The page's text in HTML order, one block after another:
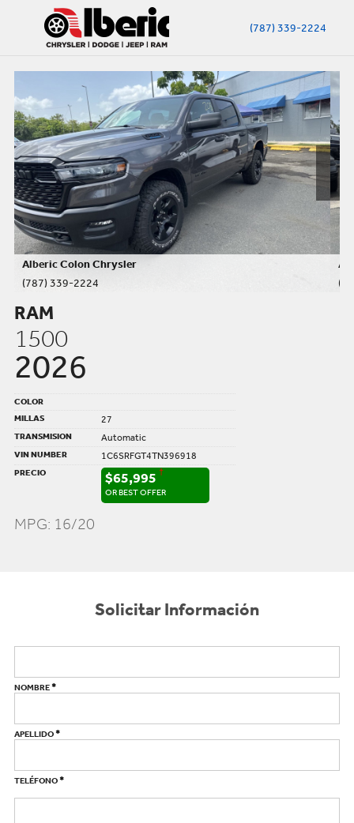
(787) 339-2224
Alberic Colon Chrysler
(787) 339-2224
RAM
1500
2026
COLOR
MILLAS
27
TRANSMISION Automatic
VIN NUMBER 1C6SRFGT4TN396918
PRECIO $65,995 †
OR BEST OFFER
MPG: 16/20
Solicitar Información
NOMBRE*
APELLIDO*
TELÉFONO*